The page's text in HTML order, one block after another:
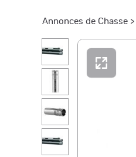
Annonces de Chasse >